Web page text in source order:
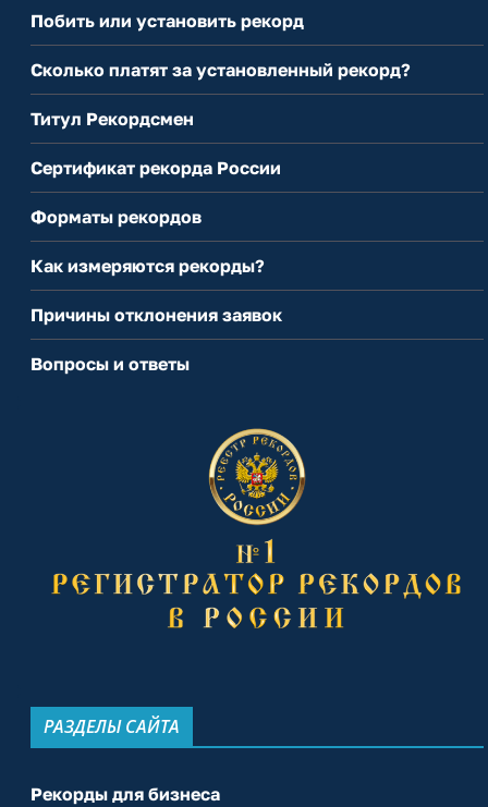
Побить или установить рекорд
Сколько платят за установленный рекорд?
Титул Рекордсмен
Сертификат рекорда России
Форматы рекордов
Как измеряются рекорды?
Причины отклонения заявок
Вопросы и ответы
РАЗДЕЛЫ САЙТА
Рекорды для бизнеса